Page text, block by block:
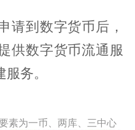
请到数字货币后，
供数字货币流通服
务。
素为一币、两库、三中心